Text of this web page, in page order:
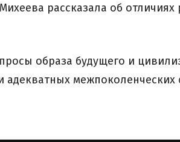
рассказала об
образа будущего и